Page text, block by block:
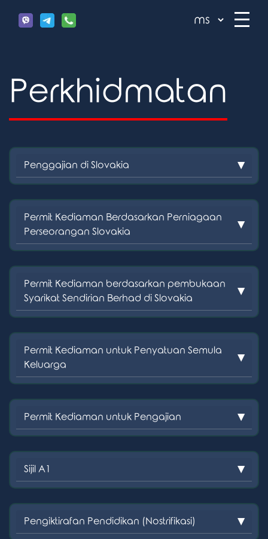
Perkhidmatan
Penggajian di Slovakia
Permit Kediaman Berdasarkan Perniagaan
Perseorangan Slovakia
Permit Kediaman berdasarkan pembukaan
Syarikat Sendirian Berhad di Slovakia
Permit Kediaman untuk Penyatuan Semula
Keluarga
Permit Kediaman untuk Pengajian
Sijil A1
Pengiktirafan Pendidikan (Nostrifikasi)